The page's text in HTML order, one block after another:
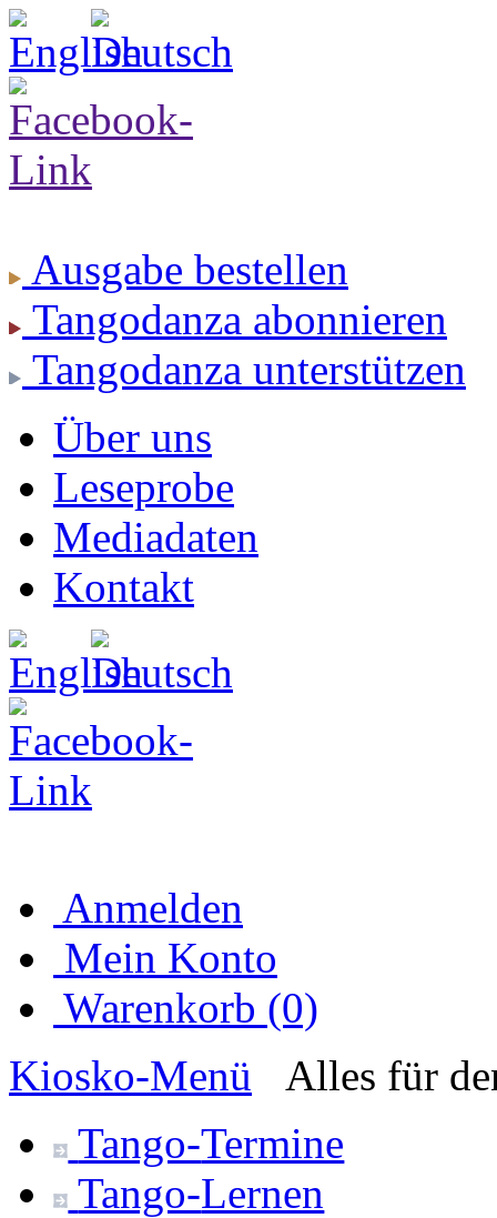
Ausgabe bestellen
Tangodanza abonnieren
Tangodanza unterstützen
Über uns
Leseprobe
Mediadaten
Kontakt
Anmelden
Mein Konto
Warenkorb (0)
Kiosko-Menü
Alles für
Tango-Termine
Tango-Lernen